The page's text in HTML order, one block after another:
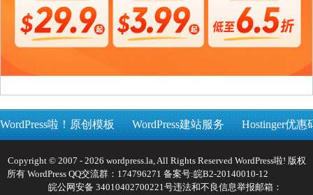
WordPress啦！原创模板 WordPress建站服务 Hostinger优惠
Copyright © 2007 - 2026 wordpress.la, All Rights Reserved WordPress啦! 版权
所有 WordPress QQ交流群：174796271 备案号:皖B2-20140010-12
皖公网安备 34010402700221号违法和不良信息举报邮箱：